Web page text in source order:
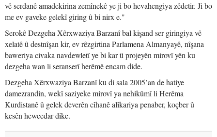
vê serdanê amadekirina zemînekê ye ji bo hevahengiya zêdetir. Ji bo
me ev gaveke gelekî giring û bi nirx e."
Serokê Dezgeha Xêrxwaziya Barzanî bal kişand ser giringiya vê
xelatê û destnîşan kir, ev rêzgirtina Parlamena Almanyayê, nîşana
baweriya civaka navdewletî ye bi kar û projeyên mirovî yên ku
dezgeha wan li seranserî herêmê encam dide.
Dezgeha Xêrxwaziya Barzanî ku di sala 2005’an de hatiye
damezrandin, wekî saziyeke mirovî ya nehikûmî li Herêma
Kurdistanê û gelek deverên cîhanê alîkariya penaber, koçber û
kesên hewcedar dike.